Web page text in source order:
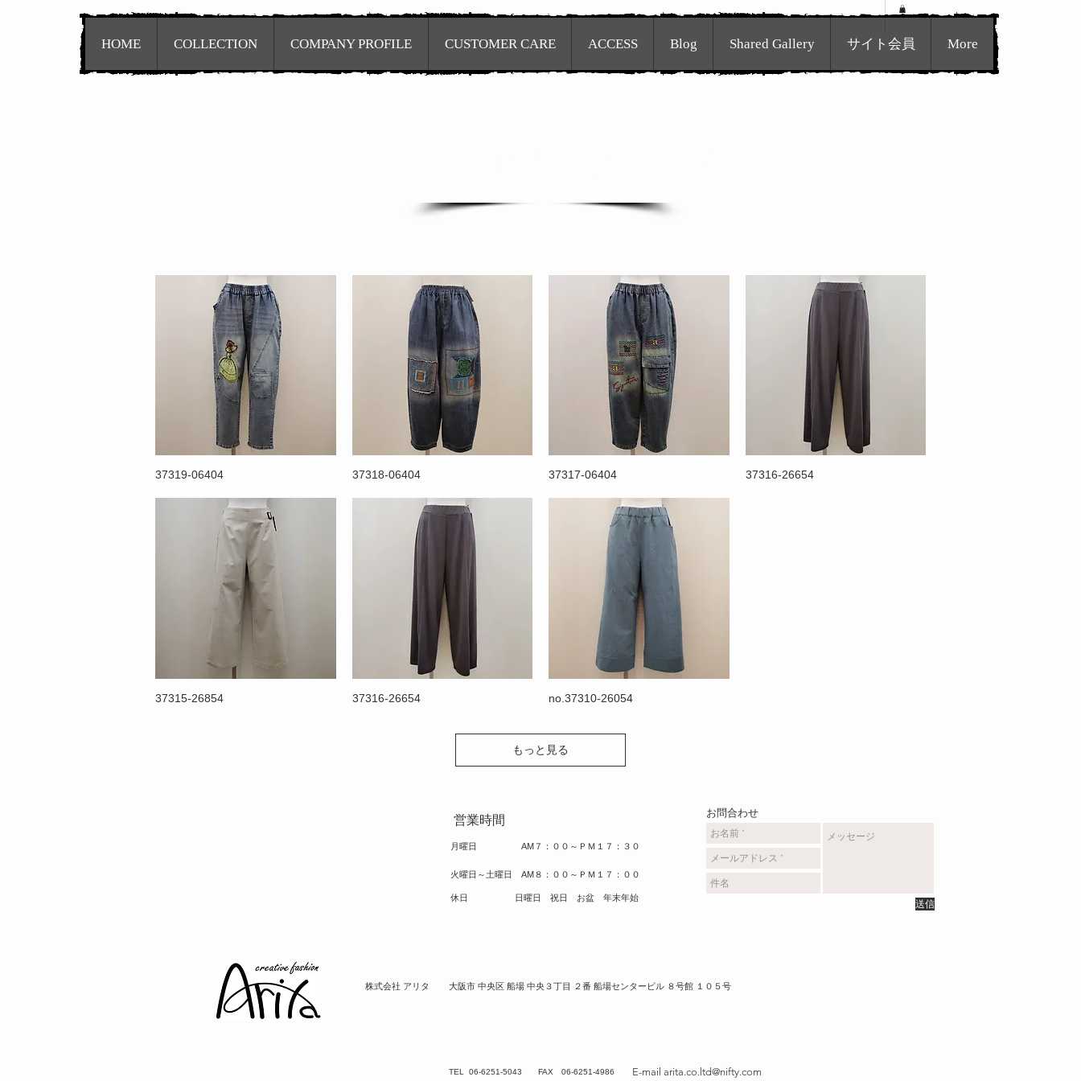
HOME COLLECTION COMPANY PROFILE CUSTOMER CARE ACCESS Blog Shared Gallery サイト会員 More
37319-06404 37318-06404 37317-06404 37316-26654
37315-26854 37316-26654 no.37310-26054
もっと見る
​ 営業時間
​月曜日 AM７：００～ＰＭ１７：３０
火曜日～土曜日 AM８：００～ＰＭ１７：００
​休日 日曜日 祝日 お盆 年末年始
​お問合わせ
送信
​株式会社 アリタ ​大阪市 中央区 船場 中央３丁目 ２番 船場センタービル ８号館 １０５号
​TEL 06-6251-5043 FAX 06-6251-4986 E-mail arita.co.ltd@nifty.com